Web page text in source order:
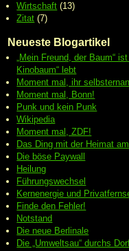
Wirtschaft (13)
Zitat (7)
Neueste Blogartikel
„Mein Freund, der Baum“
Kinobaum“ lebt
Moment mal, ihr
Moment mal, Bonn!
Punk und kein Punk
Wikipedia
Moment mal, ZDF!
Das Ding mit der Heimat
Die böse Paywall
Heilung
Führungswechsel
Kernenergie und
Finde den Fehler!
Notstand
Die neue Berlinale
Die „Umweltsau“ durchs